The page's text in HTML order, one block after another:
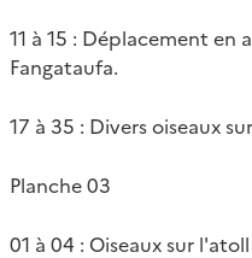
11 à 15 : Déplacement
Fangataufa.
17 à 35 : Divers oiseaux
Planche 03
01 à 04 : Oiseaux sur